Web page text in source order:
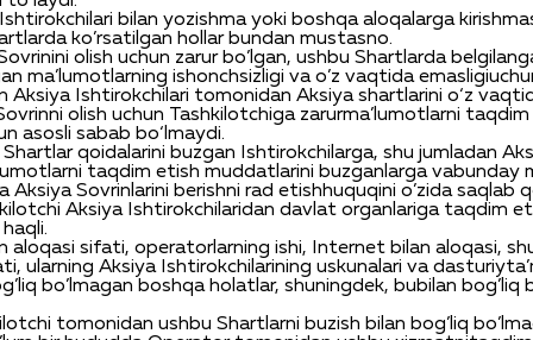
Ishtirokchilari bilan yozishma yoki boshqa aloqalarga
ko’rsatilgan hollar bundan mustasno.
olish uchun zarur bo’lgan, ushbu Shartlarda
ma’lumotlarning ishonchsizligi va o’z vaqtida emasligi
Aksiya Ishtirokchilari tomonidan Aksiya shartlarini o‘z
olish uchun Tashkilotchiga zarurma’lumotlarni taqdim
asosli sabab bo‘lmaydi.
Shartlar qoidalarini buzgan Ishtirokchilarga, shu jumladan
taqdim etish muddatlarini buzganlarga vabunday
Aksiya Sovrinlarini berishni rad etishhuquqini o’zida saqlab
Aksiya Ishtirokchilaridan davlat organlariga taqdim
haqli.
aloqasi sifati, operatorlarning ishi, Internet bilan aloqasi,
, ularning Aksiya Ishtirokchilarining uskunalari va dasturiy
bo’lmagan boshqa holatlar, shuningdek, bubilan bog’liq
tomonidan ushbu Shartlarni buzish bilan bog’liq